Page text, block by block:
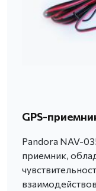
GPS-
Pandora NAV-
приемник,